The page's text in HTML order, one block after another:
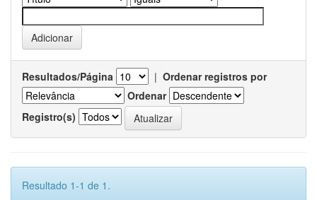
Resultados/Página | Ordenar registros por
Ordenar
Registro(s)
Resultado 1-1 de 1.